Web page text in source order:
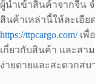
ผู้นำเข้าสินค้าจากจีน
สินค้าเหล่านี้ให้ละเอี
https://ttpcargo.com/เพื่
เกี่ยวกับสินค้า และสา
ง่ายดายและสะดวกส